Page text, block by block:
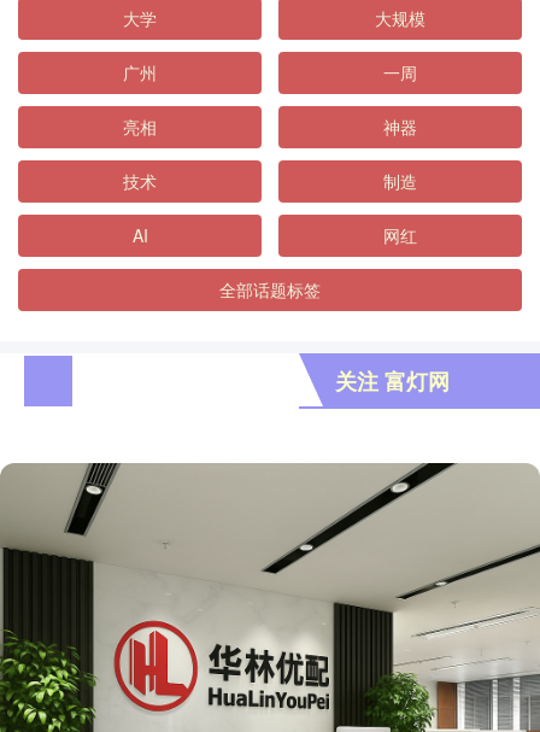
大学 大规模
广州 一周
亮相 神器
技术 制造
AI 网红
全部话题标签
关注 富灯网